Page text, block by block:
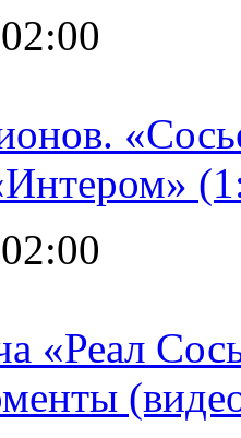
«Реал